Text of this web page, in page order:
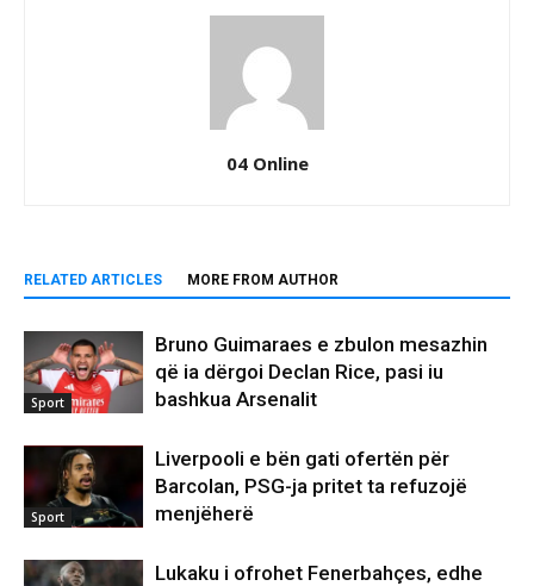
04 Online
RELATED ARTICLES MORE FROM AUTHOR
Sport
Bruno Guimaraes e zbulon mesazhin
që ia dërgoi Declan Rice, pasi iu
bashkua Arsenalit
Sport
Liverpooli e bën gati ofertën për
Barcolan, PSG-ja pritet ta refuzojë
menjëherë
Lukaku i ofrohet Fenerbahçes, edhe